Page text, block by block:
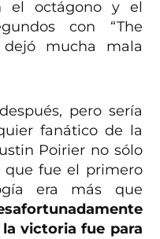
el octágono y el
con “The
dejó mucha mala
pero sería
fanático de la
Poirier no sólo
que fue el primero
era más que
victoria fue para